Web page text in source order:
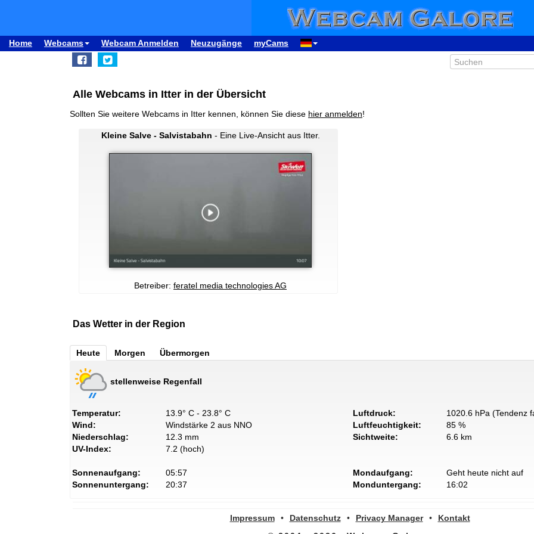
Home Webcams Webcam Anmelden Neuzugänge myCams
Alle Webcams in Itter in der Übersicht
Sollten Sie weitere Webcams in Itter kennen, können Sie diese hier anmelden!
Kleine Salve - Salvistabahn - Eine Live-Ansicht aus Itter.
Betreiber: feratel media technologies AG
Das Wetter in der Region
Heute Morgen Übermorgen
stellenweise Regenfall
Temperatur:
13.9° C - 23.8° C
Wind:
Windstärke 2 aus NNO
Niederschlag:
12.3 mm
UV-Index:
7.2 (hoch)
Luftdruck:
1020.6 hPa (Tendenz
Luftfeuchtigkeit:
85 %
Sichtweite:
6.6 km
Sonnenaufgang:
05:57
Sonnenuntergang:
20:37
Mondaufgang:
Geht heute nicht auf
Monduntergang:
16:02
Impressum • Datenschutz • Privacy Manager •
Kontakt